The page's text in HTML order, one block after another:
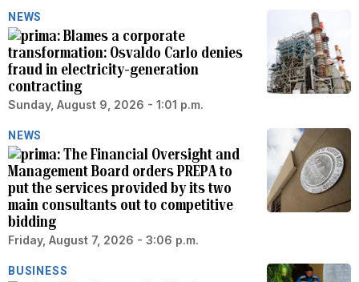
NEWS
Blames a corporate
transformation: Osvaldo Carlo denies
fraud in electricity-generation
contracting
Sunday, August 9, 2026 - 1:01 p.m.
NEWS
The Financial Oversight and
Management Board orders PREPA to
put the services provided by its two
main consultants out to competitive
bidding
Friday, August 7, 2026 - 3:06 p.m.
BUSINESS